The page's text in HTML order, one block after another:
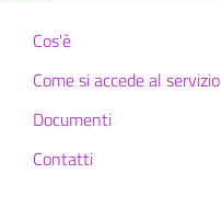
Cos'è
Come si accede al servizio
Documenti
Contatti